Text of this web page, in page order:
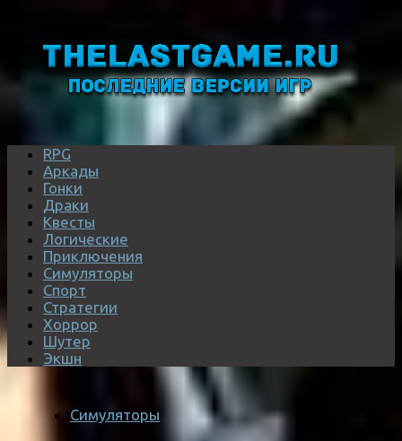
RPG
Аркады
Гонки
Драки
Квесты
Логические
Приключения
Симуляторы
Спорт
Стратегии
Хоррор
Шутер
Экшн
Симуляторы